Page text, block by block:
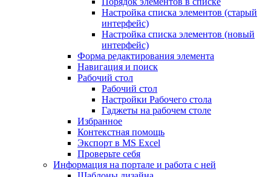
Настройка списка элементов (старый
интерфейс)
Настройка списка элементов (новый
интерфейс)
Форма редактирования элемента
Навигация и поиск
Рабочий стол
Рабочий стол
Настройки Рабочего стола
Гаджеты на рабочем столе
Избранное
Контекстная помощь
Экспорт в MS Excel
Проверьте себя
Информация на портале и работа с ней